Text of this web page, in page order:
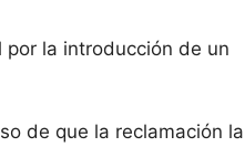
la introducción de un
de que la reclamación la